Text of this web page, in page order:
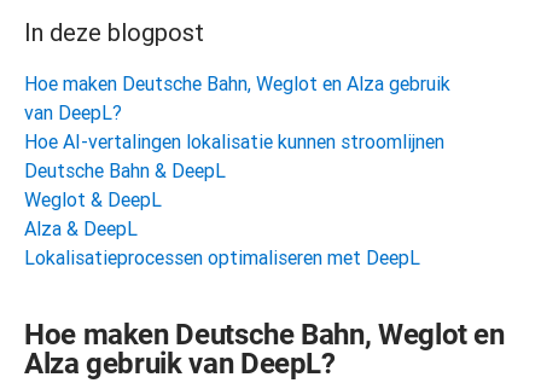
In deze blogpost
Hoe maken Deutsche Bahn, Weglot en Alza gebruik
van DeepL?
Hoe AI-vertalingen lokalisatie kunnen stroomlijnen
Deutsche Bahn & DeepL
Weglot & DeepL
Alza & DeepL
Lokalisatieprocessen optimaliseren met DeepL
Hoe maken Deutsche Bahn, Weglot en
Alza gebruik van DeepL?